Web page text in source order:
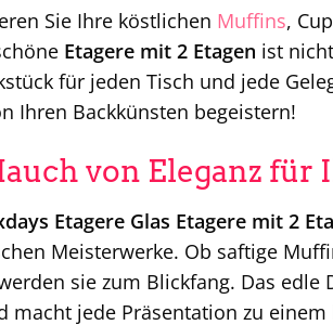
Sie Ihre köstlichen Muffins,
Etagere mit 2 Etagen ist
für jeden Tisch und jede
Ihren Backkünsten begeistern!
von Eleganz für
Etagere Glas Etagere mit 2
Meisterwerke. Ob saftige
sie zum Blickfang. Das
macht jede Präsentation zu